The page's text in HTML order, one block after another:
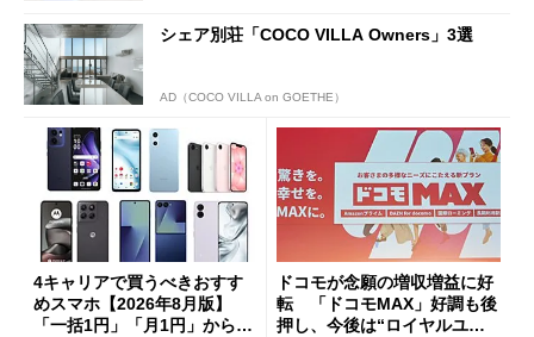
シェア別荘「COCO VILLA Owners」3選
AD（COCO VILLA on GOETHE）
4キャリアで買うべきおすす
めスマホ【2026年8月版】
「一括1円」「月1円」からお
ドコモが念願の増収増益に好
転 「ドコモMAX」好調も後
押し、今後は“ロイヤルユー